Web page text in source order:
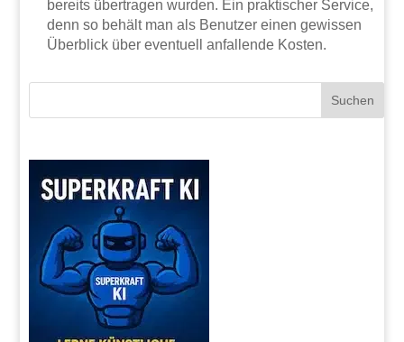
bereits übertragen wurden. Ein praktischer Service,
denn so behält man als Benutzer einen gewissen
Überblick über eventuell anfallende Kosten.